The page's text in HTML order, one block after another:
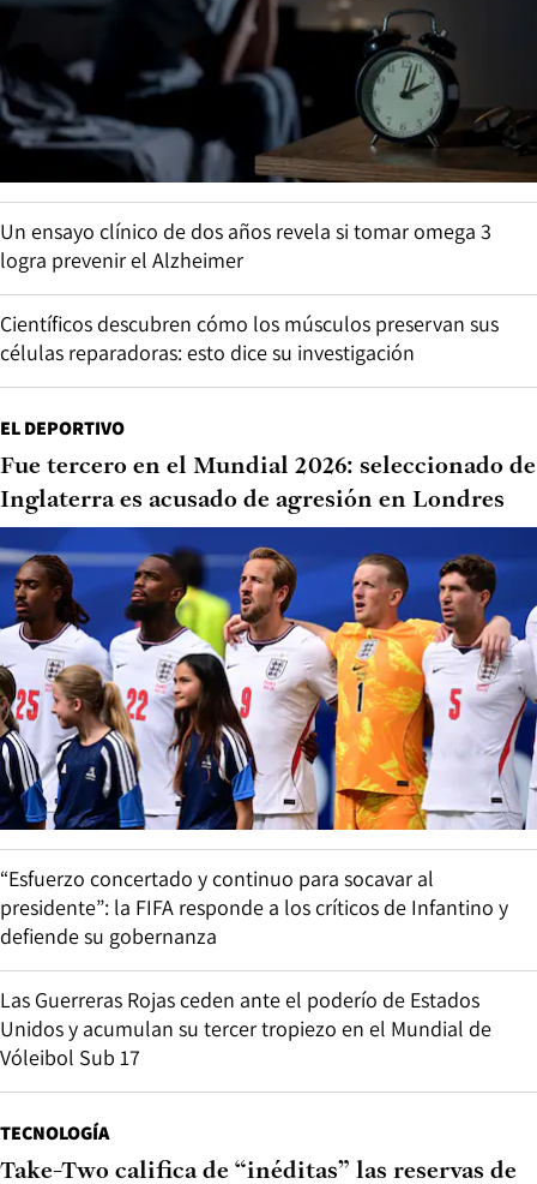
Un ensayo clínico de dos años revela si tomar omega 3
logra prevenir el Alzheimer
Científicos descubren cómo los músculos preservan sus
células reparadoras: esto dice su investigación
EL DEPORTIVO
Fue tercero en el Mundial 2026: seleccionado de
Inglaterra es acusado de agresión en Londres
“Esfuerzo concertado y continuo para socavar al
presidente”: la FIFA responde a los críticos de Infantino y
defiende su gobernanza
Las Guerreras Rojas ceden ante el poderío de Estados
Unidos y acumulan su tercer tropiezo en el Mundial de
Vóleibol Sub 17
TECNOLOGÍA
Take-Two califica de “inéditas” las reservas de